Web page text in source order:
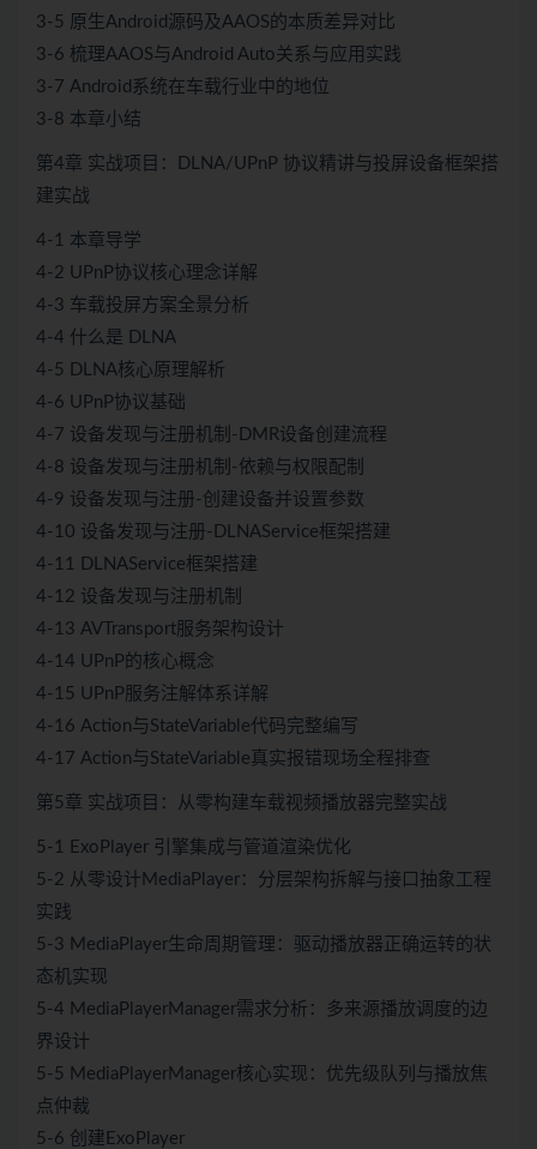
3-5 原生Android源码及AAOS的本质差异对比
3-6 梳理AAOS与Android Auto关系与应用实践
3-7 Android系统在车载行业中的地位
3-8 本章小结
第4章 实战项目：DLNA/UPnP 协议精讲与投屏设备框架搭
建实战
4-1 本章导学
4-2 UPnP协议核心理念详解
4-3 车载投屏方案全景分析
4-4 什么是 DLNA
4-5 DLNA核心原理解析
4-6 UPnP协议基础
4-7 设备发现与注册机制-DMR设备创建流程
4-8 设备发现与注册机制-依赖与权限配制
4-9 设备发现与注册-创建设备并设置参数
4-10 设备发现与注册-DLNAService框架搭建
4-11 DLNAService框架搭建
4-12 设备发现与注册机制
4-13 AVTransport服务架构设计
4-14 UPnP的核心概念
4-15 UPnP服务注解体系详解
4-16 Action与StateVariable代码完整编写
4-17 Action与StateVariable真实报错现场全程排查
第5章 实战项目：从零构建车载视频播放器完整实战
5-1 ExoPlayer 引擎集成与管道渲染优化
5-2 从零设计MediaPlayer：分层架构拆解与接口抽象工程
实践
5-3 MediaPlayer生命周期管理：驱动播放器正确运转的状
态机实现
5-4 MediaPlayerManager需求分析：多来源播放调度的边
界设计
5-5 MediaPlayerManager核心实现：优先级队列与播放焦
点仲裁
5-6 创建ExoPlayer